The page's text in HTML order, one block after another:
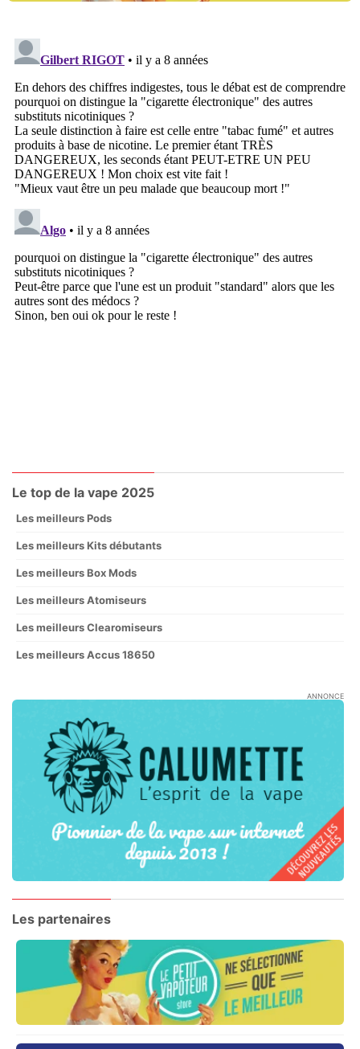
Le top de la vape 2025
Les meilleurs Pods
Les meilleurs Kits débutants
Les meilleurs Box Mods
Les meilleurs Atomiseurs
Les meilleurs Clearomiseurs
Les meilleurs Accus 18650
ANNONCE
Les partenaires